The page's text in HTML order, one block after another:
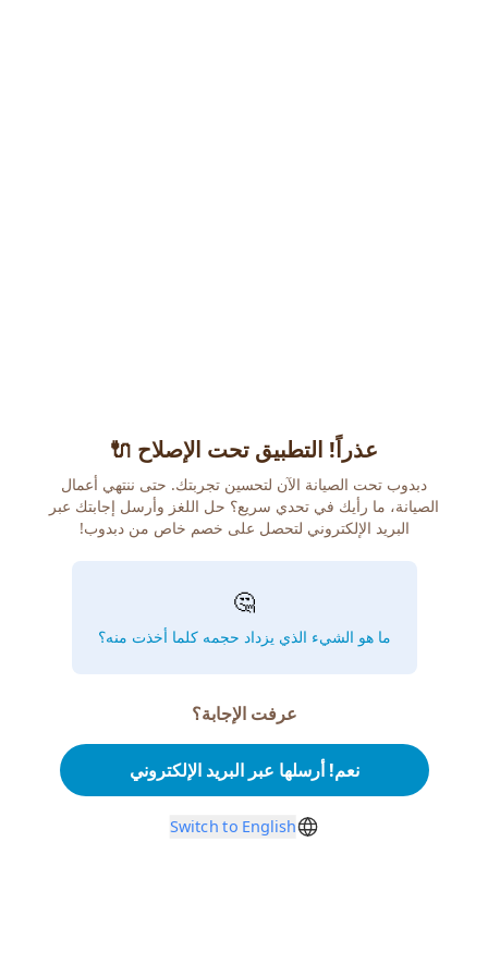
عذراً! التطبيق تحت الإصلاح 🔌
دبدوب تحت الصيانة الآن لتحسين تجربتك. حتى ننتهي أعمال
الصيانة، ما رأيك في تحدي سريع؟ حل اللغز وأرسل إجابتك عبر
البريد الإلكتروني لتحصل على خصم خاص من دبدوب!
🤔
ما هو الشيء الذي يزداد حجمه كلما أخذت منه؟
عرفت الإجابة؟
نعم! أرسلها عبر البريد الإلكتروني
Switch to English